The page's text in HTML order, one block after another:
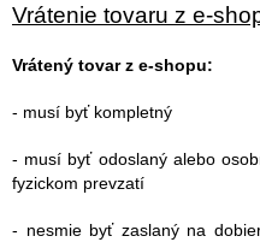
Vrátenie tovaru z e-
Vrátený tovar z e-shopu:
- musí byť kompletný
- musí byť odoslaný alebo
fyzickom prevzatí
- nesmie byť zaslaný na